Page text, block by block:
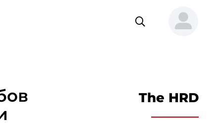
The HRD